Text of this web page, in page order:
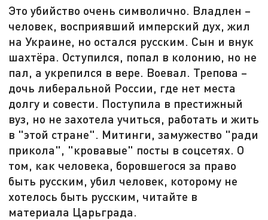
Это убийство очень символично. Владлен –
человек, восприявший имперский дух, жил
на Украине, но остался русским. Сын и внук
шахтёра. Оступился, попал в колонию, но не
пал, а укрепился в вере. Воевал. Трепова –
дочь либеральной России, где нет места
долгу и совести. Поступила в престижный
вуз, но не захотела учиться, работать и жить
в "этой стране". Митинги, замужество "ради
прикола", "кровавые" посты в соцсетях. О
том, как человека, боровшегося за право
быть русским, убил человек, которому не
хотелось быть русским, читайте в
материала Царьграда.